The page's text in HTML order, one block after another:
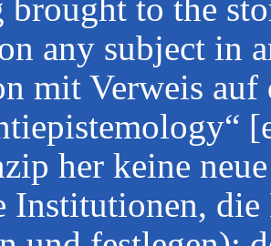
brought to the
any subject in
mit Verweis
her keine
Institutionen,